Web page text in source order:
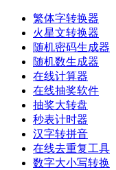
繁体字转换器
火星文转换器
随机密码生成器
随机数生成器
在线计算器
在线抽奖软件
抽奖大转盘
秒表计时器
汉字转拼音
在线去重复工具
数字大小写转换